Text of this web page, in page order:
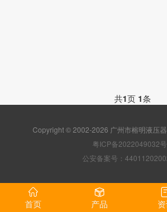
共1页 1条
Copyright © 2002-2026 广州市榕明液压
粤ICP备2022049032
公安备案号：
首页 产品